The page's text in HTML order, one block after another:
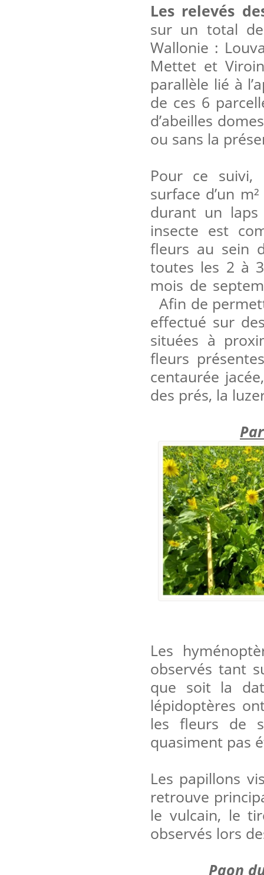
Les relevés
sur un total
Wallonie :
Mettet et
parallèle lié à
de ces 6
d’abeilles
ou sans la
Pour ce suivi,
surface d’un
durant un
insecte est
fleurs au sein
toutes les 2 à
mois de
Afin de
effectué sur
situées à
fleurs
centaurée
des prés, la
Les
observés tant
que soit la
lépidoptères
les fleurs de
quasiment pas
Les papillons
retrouve
le vulcain, le
observés lors
Paon